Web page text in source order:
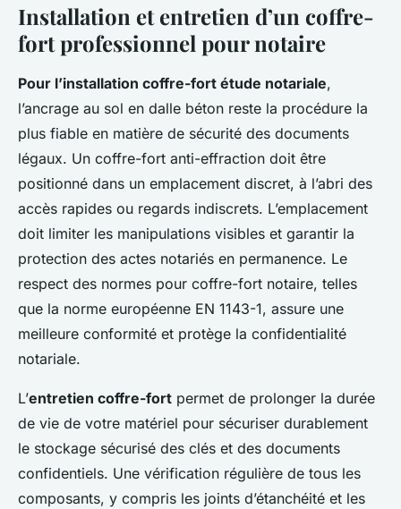
Installation et entretien d’un coffre-
fort professionnel pour notaire
Pour l’installation coffre-fort étude notariale,
l’ancrage au sol en dalle béton reste la procédure la
plus fiable en matière de sécurité des documents
légaux. Un coffre-fort anti-effraction doit être
positionné dans un emplacement discret, à l’abri des
accès rapides ou regards indiscrets. L’emplacement
doit limiter les manipulations visibles et garantir la
protection des actes notariés en permanence. Le
respect des normes pour coffre-fort notaire, telles
que la norme européenne EN 1143-1, assure une
meilleure conformité et protège la confidentialité
notariale.
L’entretien coffre-fort permet de prolonger la durée
de vie de votre matériel pour sécuriser durablement
le stockage sécurisé des clés et des documents
confidentiels. Une vérification régulière de tous les
composants, y compris les joints d’étanchéité et les